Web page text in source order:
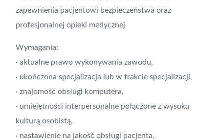
zapewnienia pacjentowi bezpieczeństwa oraz
profesjonalnej opieki medycznej
Wymagania:
· aktualne prawo wykonywania zawodu,
· ukończona specjalizacja lub w trakcie specjalizacji,
· znajomość obsługi komputera,
· umiejętności interpersonalne połączone z wysoką
kulturą osobistą,
· nastawienie na jakość obsługi pacjenta,